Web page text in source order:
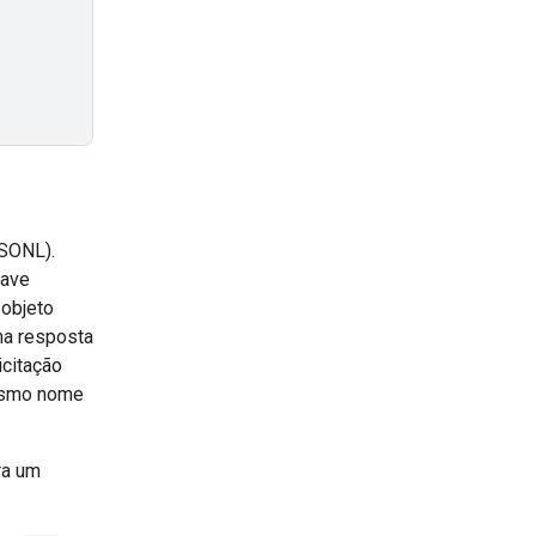
resposta
nome
um